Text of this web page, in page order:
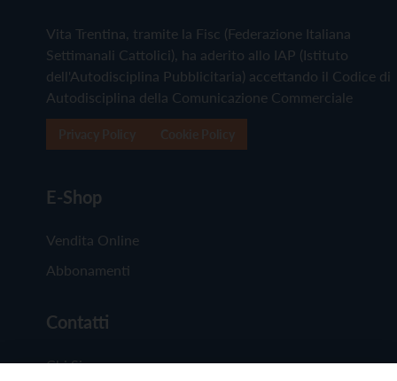
Vita Trentina, tramite la Fisc (Federazione Italiana
Settimanali Cattolici), ha aderito allo IAP (Istituto
dell'Autodisciplina Pubblicitaria) accettando il Codice di
Autodisciplina della Comunicazione Commerciale
E-Shop
Vendita Online
Abbonamenti
Contatti
Chi Siamo